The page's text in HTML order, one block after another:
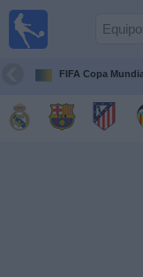
FIFA Copa
Guía de
Televisados